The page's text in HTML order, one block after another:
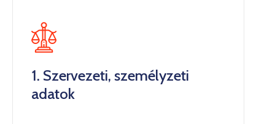
Keresés
1. Szervezeti, személyzeti
adatok